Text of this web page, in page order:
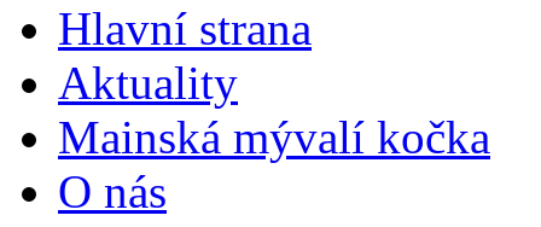
Hlavní strana
Aktuality
Mainská mývalí kočka
O nás